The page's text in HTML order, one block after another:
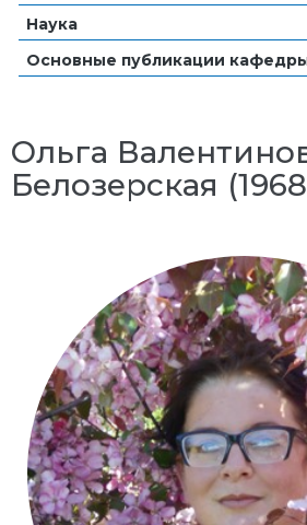
Наука
Основные публикации
Ольга
Белозерская